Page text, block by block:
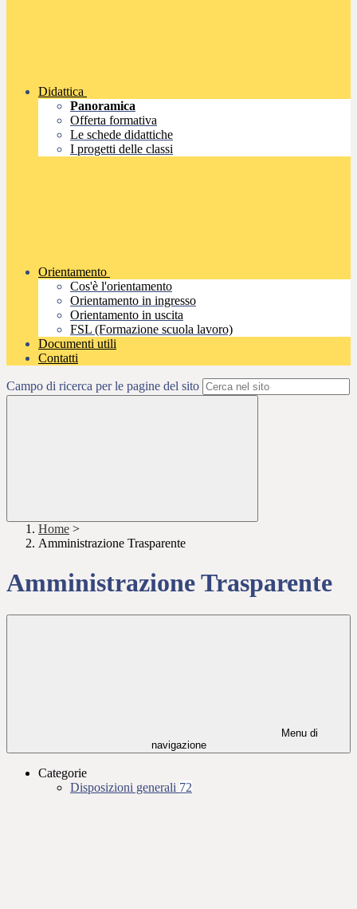
Didattica
Panoramica
Offerta formativa
Le schede didattiche
I progetti delle classi
Orientamento
Cos'è l'orientamento
Orientamento in ingresso
Orientamento in uscita
FSL (Formazione scuola lavoro)
Documenti utili
Contatti
Campo di ricerca per le pagine del sito
Home >
Amministrazione Trasparente
Amministrazione Trasparente
Menu di
navigazione
Categorie
Disposizioni generali 72